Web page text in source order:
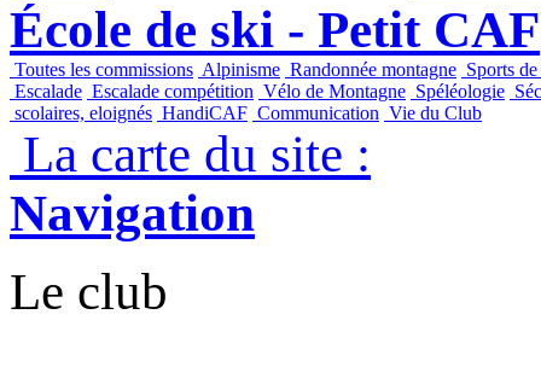
École de ski - Petit CAF
Toutes les commissions Alpinisme Randonnée montagne Sports
Escalade Escalade compétition Vélo de Montagne Spéléologie
scolaires, eloignés HandiCAF Communication Vie du Club
La carte du site :
Navigation
Le club